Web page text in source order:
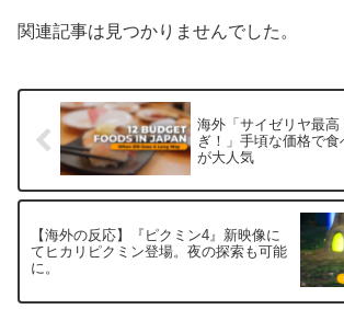
関連記事は見つかりませんでした。
海外「サイゼリヤ最高
ぎ！」手頃な価格で
が大人気
【海外の反応】『ピクミン4』新映像に
てヒカリピクミン登場。夜の探索も可能
に。